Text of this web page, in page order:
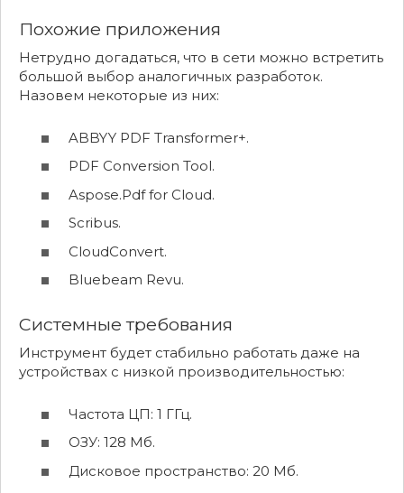
Похожие приложения
Нетрудно догадаться, что в сети можно встретить
большой выбор аналогичных разработок.
Назовем некоторые из них:
ABBYY PDF Transformer+.
PDF Conversion Tool.
Aspose.Pdf for Cloud.
Scribus.
CloudConvert.
Bluebeam Revu.
Системные требования
Инструмент будет стабильно работать даже на
устройствах с низкой производительностью:
Частота ЦП: 1 ГГц.
ОЗУ: 128 Мб.
Дисковое пространство: 20 Мб.